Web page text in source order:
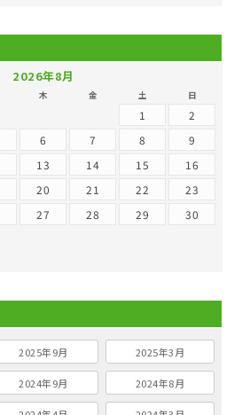
2026年8月
木 金 土 日
1
2
6 7 8
9
13 14 15
16
20 21 22
23
27 28 29
30
2025年9月 2025年3月
2024年9月 2024年8月